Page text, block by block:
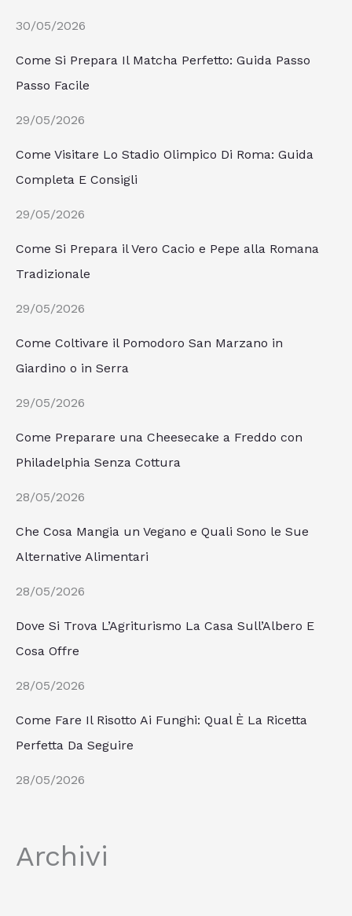
30/05/2026
Come Si Prepara Il Matcha Perfetto: Guida Passo
Passo Facile
29/05/2026
Come Visitare Lo Stadio Olimpico Di Roma: Guida
Completa E Consigli
29/05/2026
Come Si Prepara il Vero Cacio e Pepe alla Romana
Tradizionale
29/05/2026
Come Coltivare il Pomodoro San Marzano in
Giardino o in Serra
29/05/2026
Come Preparare una Cheesecake a Freddo con
Philadelphia Senza Cottura
28/05/2026
Che Cosa Mangia un Vegano e Quali Sono le Sue
Alternative Alimentari
28/05/2026
Dove Si Trova L’Agriturismo La Casa Sull’Albero E
Cosa Offre
28/05/2026
Come Fare Il Risotto Ai Funghi: Qual È La Ricetta
Perfetta Da Seguire
28/05/2026
Archivi